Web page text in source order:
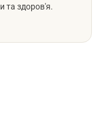
та здоров'я.